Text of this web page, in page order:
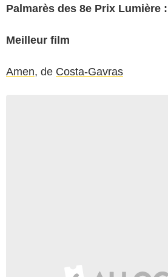
Palmarès des 8e Prix Lumière :
Meilleur film
Amen, de Costa-Gavras